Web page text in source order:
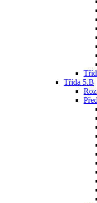
Třída 5.B